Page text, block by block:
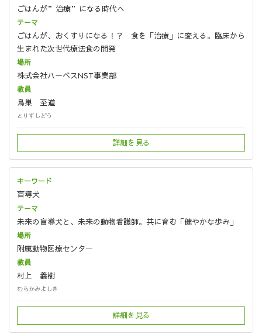
ごはんが”治療”になる時代へ
ごはんが、おくすりになる！？ 食を「治療」に変える。臨床から
生まれた次世代療法食の開発
株式会社ハーベスNST事業部
鳥巣 至道
とりすしどう
詳細を見る
盲導犬
未来の盲導犬と、未来の動物看護師。共に育む「健やかな歩み」
附属動物医療センター
村上 義樹
むらかみよしき
詳細を見る